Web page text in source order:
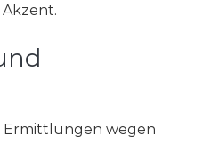
Ermittlungen wegen